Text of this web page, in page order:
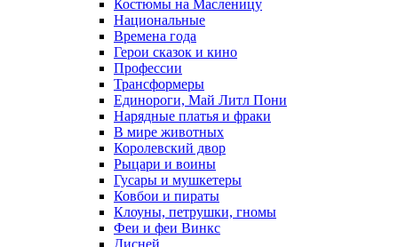
Костюмы на Масленицу
Национальные
Времена года
Герои сказок и кино
Профессии
Трансформеры
Единороги, Май Литл Пони
Нарядные платья и фраки
В мире животных
Королевский двор
Рыцари и воины
Гусары и мушкетеры
Ковбои и пираты
Клоуны, петрушки, гномы
Феи и феи Винкс
Дисней